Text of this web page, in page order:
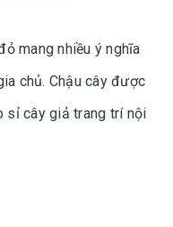
mang nhiều ý nghĩa
chủ. Chậu cây được
sỉ cây giả trang trí nội